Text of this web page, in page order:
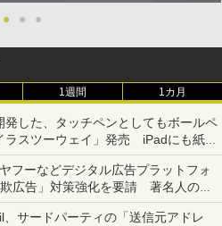
● ● ●
1週間 1カ月
発した、タッチペンとしてもボールペ
ラスツーウェイ」発売 iPadにも紙に
る
フーなどデジタル広告プラットフォ
広告」対策強化を要請 著名人の写
などへの対策として
サードパーティの「送信元アドレ